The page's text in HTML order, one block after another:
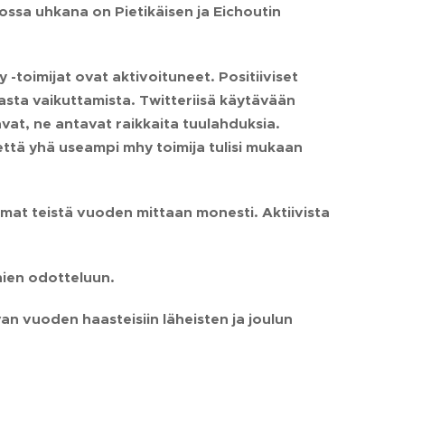
uhkana on Pietikäisen ja Eichoutin
-toimijat ovat aktivoituneet. Positiiviset
vaikuttamista. Twitteriisä käytävään
ne antavat raikkaita tuulahduksia.
yhä useampi mhy toimija tulisi mukaan
teistä vuoden mittaan monesti. Aktiivista
odotteluun.
vuoden haasteisiin läheisten ja joulun